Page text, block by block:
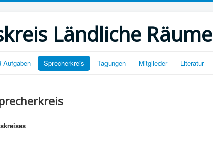
Ländliche Räume
Aufgaben Sprecherkreis Tagungen Mitglieder Literatur